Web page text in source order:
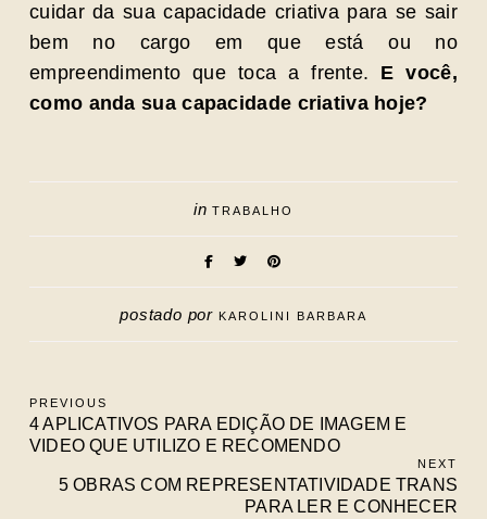
cuidar da sua capacidade criativa para se sair
bem no cargo em que está ou no
empreendimento que toca a frente. E você,
como anda sua capacidade criativa hoje?
inTRABALHO
postado por KAROLINI BARBARA
PREVIOUS
4 APLICATIVOS PARA EDIÇÃO DE IMAGEM E
VIDEO QUE UTILIZO E RECOMENDO
NEXT
5 OBRAS COM REPRESENTATIVIDADE TRANS
PARA LER E CONHECER